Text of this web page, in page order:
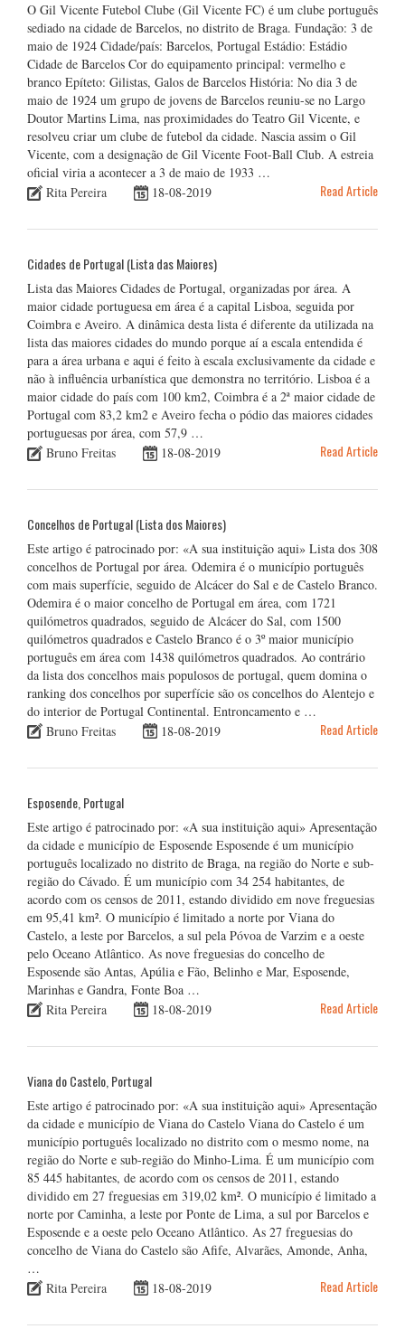
O Gil Vicente Futebol Clube (Gil Vicente FC) é um clube português
sediado na cidade de Barcelos, no distrito de Braga. Fundação: 3 de
maio de 1924 Cidade/país: Barcelos, Portugal Estádio: Estádio
Cidade de Barcelos Cor do equipamento principal: vermelho e
branco Epíteto: Gilistas, Galos de Barcelos História: No dia 3 de
maio de 1924 um grupo de jovens de Barcelos reuniu-se no Largo
Doutor Martins Lima, nas proximidades do Teatro Gil Vicente, e
resolveu criar um clube de futebol da cidade. Nascia assim o Gil
Vicente, com a designação de Gil Vicente Foot-Ball Club. A estreia
oficial viria a acontecer a 3 de maio de 1933 …
Rita Pereira
18-08-2019 Read Article
Cidades de Portugal (Lista das Maiores)
Lista das Maiores Cidades de Portugal, organizadas por área. A
maior cidade portuguesa em área é a capital Lisboa, seguida por
Coimbra e Aveiro. A dinâmica desta lista é diferente da utilizada na
lista das maiores cidades do mundo porque aí a escala entendida é
para a área urbana e aqui é feito à escala exclusivamente da cidade e
não à influência urbanística que demonstra no território. Lisboa é a
maior cidade do país com 100 km2, Coimbra é a 2ª maior cidade de
Portugal com 83,2 km2 e Aveiro fecha o pódio das maiores cidades
portuguesas por área, com 57,9 …
Bruno Freitas
18-08-2019 Read Article
Concelhos de Portugal (Lista dos Maiores)
Este artigo é patrocinado por: «A sua instituição aqui» Lista dos 308
concelhos de Portugal por área. Odemira é o município português
com mais superfície, seguido de Alcácer do Sal e de Castelo Branco.
Odemira é o maior concelho de Portugal em área, com 1721
quilómetros quadrados, seguido de Alcácer do Sal, com 1500
quilómetros quadrados e Castelo Branco é o 3º maior município
português em área com 1438 quilómetros quadrados. Ao contrário
da lista dos concelhos mais populosos de portugal, quem domina o
ranking dos concelhos por superfície são os concelhos do Alentejo e
do interior de Portugal Continental. Entroncamento e …
Bruno Freitas
18-08-2019 Read Article
Esposende, Portugal
Este artigo é patrocinado por: «A sua instituição aqui» Apresentação
da cidade e município de Esposende Esposende é um município
português localizado no distrito de Braga, na região do Norte e sub-
região do Cávado. É um município com 34 254 habitantes, de
acordo com os censos de 2011, estando dividido em nove freguesias
em 95,41 km². O município é limitado a norte por Viana do
Castelo, a leste por Barcelos, a sul pela Póvoa de Varzim e a oeste
pelo Oceano Atlântico. As nove freguesias do concelho de
Esposende são Antas, Apúlia e Fão, Belinho e Mar, Esposende,
Marinhas e Gandra, Fonte Boa …
Rita Pereira
18-08-2019 Read Article
Viana do Castelo, Portugal
Este artigo é patrocinado por: «A sua instituição aqui» Apresentação
da cidade e município de Viana do Castelo Viana do Castelo é um
município português localizado no distrito com o mesmo nome, na
região do Norte e sub-região do Minho-Lima. É um município com
85 445 habitantes, de acordo com os censos de 2011, estando
dividido em 27 freguesias em 319,02 km². O município é limitado a
norte por Caminha, a leste por Ponte de Lima, a sul por Barcelos e
Esposende e a oeste pelo Oceano Atlântico. As 27 freguesias do
concelho de Viana do Castelo são Afife, Alvarães, Amonde, Anha,
…
Rita Pereira
18-08-2019 Read Article